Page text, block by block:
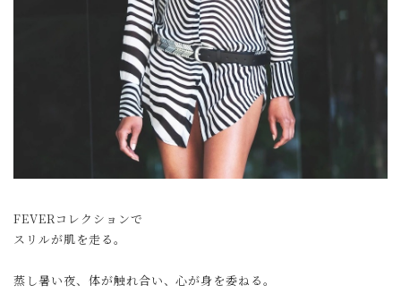
FEVERコレクションで
スリルが肌を走る。
蒸し暑い夜、体が触れ合い、心が身を委ねる。